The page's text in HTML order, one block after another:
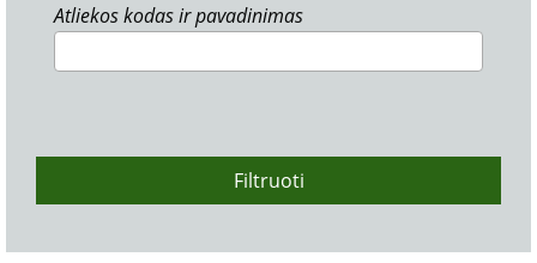
Atliekos kodas ir pavadinimas
Filtruoti